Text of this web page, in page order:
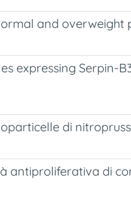
and overweight
expressing
di
antiproliferativa di